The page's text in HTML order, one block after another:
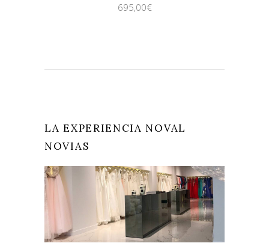
695,00€
LA EXPERIENCIA NOVAL
NOVIAS